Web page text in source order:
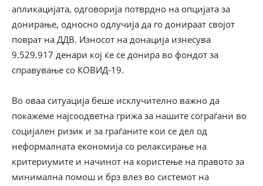
апликацијата, одговорија потврдно на опцијата за
донирање, односно одлучија да го донираат својот
поврат на ДДВ. Износот на донација изнесува
9.529.917 денари кој ќе се донира во фондот за
справување со КОВИД-19.
Во оваа ситуација беше исклучително важно да
покажеме најсоодветна грижа за нашите сограѓани во
социјален ризик и за граѓаните кои се дел од
неформалната економија со релаксирање на
критериумите и начинот на користење на правото за
минимална помош и брз влез во системот на